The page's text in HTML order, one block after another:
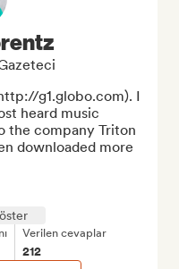
g1.globo.com). I
heard music
the company Triton
downloaded more
Verilen cevaplar
212